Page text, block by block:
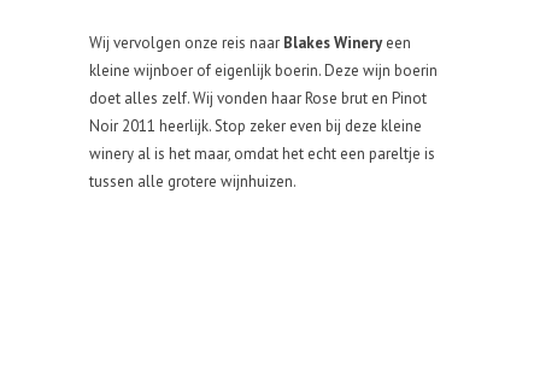
Wij vervolgen onze reis naar Blakes Wineryeen
kleine wijnboer of eigenlijk boerin. Deze wijn boerin
doet alles zelf. Wij vonden haar Rose brut en Pinot
Noir 2011 heerlijk. Stop zeker even bij deze kleine
winery al is het maar, omdat het echt een pareltje is
tussen alle grotere wijnhuizen.